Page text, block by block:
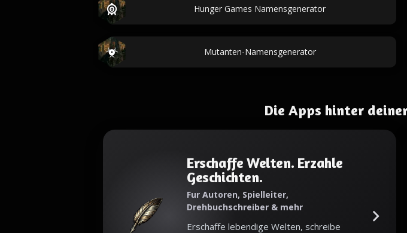
Hunger Games Namensgenerator
Mutanten-Namensgenerator
Die Apps hinter
Erschaffe Welten. Erzahle
Geschichten.
Fur Autoren, Spielleiter,
Drehbuchschreiber & mehr
Erschaffe lebendige Welten, schreibe